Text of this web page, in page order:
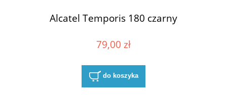
Alcatel Temporis 180 czarny
79,00 zł
do koszyka